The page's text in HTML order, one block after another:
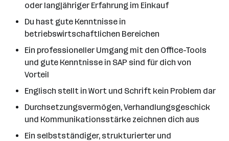
oder langjähriger Erfahrung im Einkauf
Du hast gute Kenntnisse in
betriebswirtschaftlichen Bereichen
Ein professioneller Umgang mit den Office-Tools
und gute Kenntnisse in SAP sind für dich von
Vorteil
Englisch stellt in Wort und Schrift kein Problem dar
Durchsetzungsvermögen, Verhandlungsgeschick
und Kommunikationsstärke zeichnen dich aus
Ein selbstständiger, strukturierter und